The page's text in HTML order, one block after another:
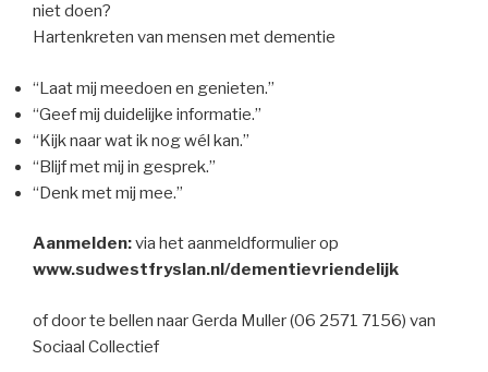
niet doen?
Hartenkreten van mensen met dementie
“Laat mij meedoen en genieten.”
“Geef mij duidelijke informatie.”
“Kijk naar wat ik nog wél kan.”
“Blijf met mij in gesprek.”
“Denk met mij mee.”
Aanmelden:via het aanmeldformulier op
www.sudwestfryslan.nl/dementievriendelijk
of door te bellen naar Gerda Muller (06 2571 7156) van
Sociaal Collectief